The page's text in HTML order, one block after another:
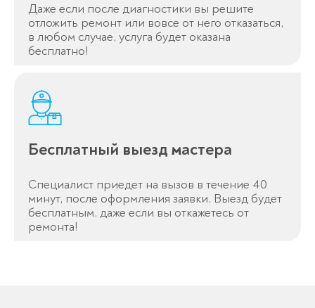
Даже если после диагностики вы решите
отложить ремонт или вовсе от него отказаться,
в любом случае, услуга будет оказана
бесплатно!
Бесплатный выезд мастера
Специалист приедет на вызов в течение 40
минут, после оформления заявки. Выезд будет
бесплатным, даже если вы откажетесь от
ремонта!
течение 3-x минут.